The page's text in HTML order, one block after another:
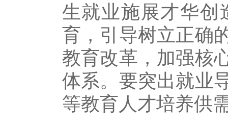
生就业施展才华创
育，引导树立正确
教育改革，加强核
体系。要突出就业
等教育人才培养供